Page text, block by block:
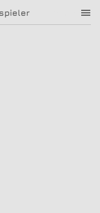
marcus hoehn